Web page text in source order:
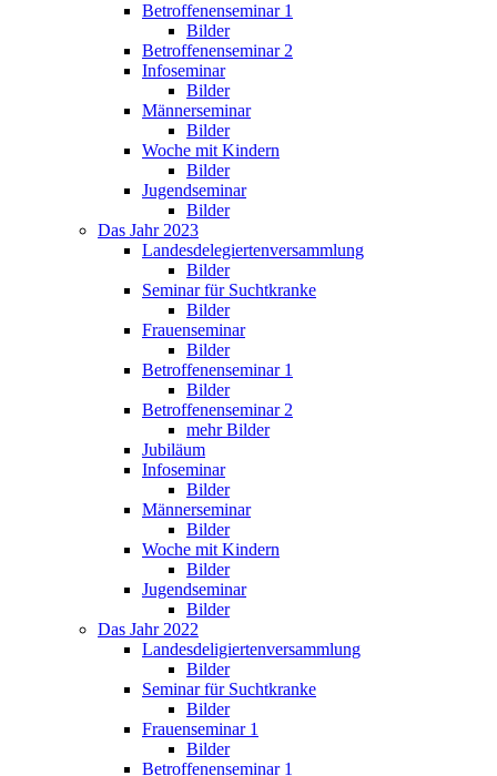
Betroffenenseminar 1
Bilder
Betroffenenseminar 2
Infoseminar
Bilder
Männerseminar
Bilder
Woche mit Kindern
Bilder
Jugendseminar
Bilder
Das Jahr 2023
Landesdelegiertenversammlung
Bilder
Seminar für Suchtkranke
Bilder
Frauenseminar
Bilder
Betroffenenseminar 1
Bilder
Betroffenenseminar 2
mehr Bilder
Jubiläum
Infoseminar
Bilder
Männerseminar
Bilder
Woche mit Kindern
Bilder
Jugendseminar
Bilder
Das Jahr 2022
Landesdeligiertenversammlung
Bilder
Seminar für Suchtkranke
Bilder
Frauenseminar 1
Bilder
Betroffenenseminar 1